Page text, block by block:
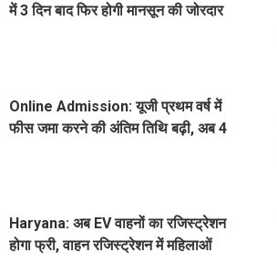
में 3 दिन बाद फिर होगी मानसून की जोरदार
Online Admission: यूजी प्रथम वर्ष में
फीस जमा करने की अंतिम तिथि बढ़ी, अब 4
Haryana: अब EV वाहनों का रजिस्ट्रेशन
होगा फ्री, वाहन रजिस्ट्रेशन में महिलाओं